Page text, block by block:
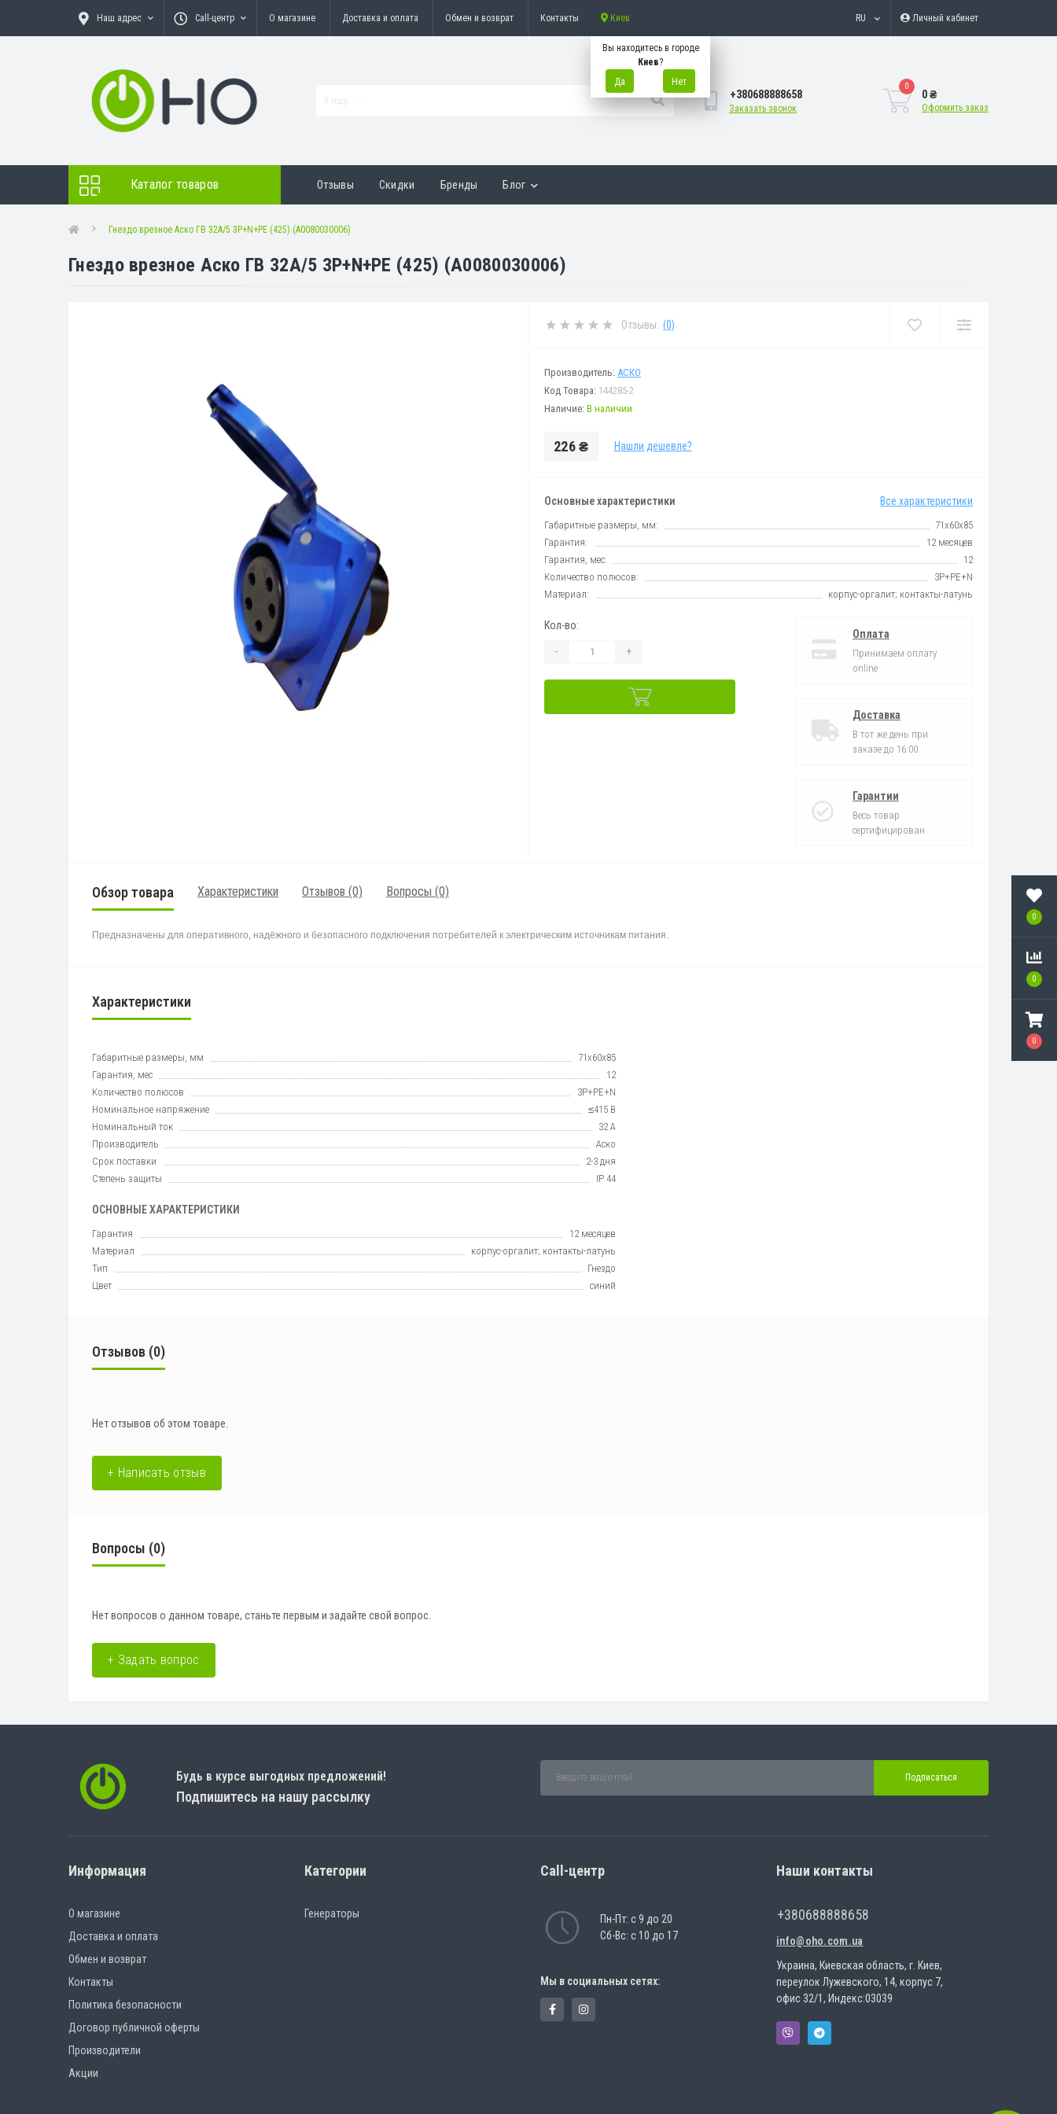
0
0
0
Наш адрес Call-центр О магазине Доставка и оплата Обмен и возврат Контакты Киев
Вы находитесь в городе
Киев?
Да
Нет
RU Личный кабинет
+380688888658
Заказать звонок
0
0 ₴
Оформить заказ
Каталог товаров Отзывы Скидки Бренды Блог
Гнездо врезное Аско ГВ 32А/5 3Р+N+РЕ (425) (A0080030006)
Гнездо врезное Аско ГВ 32А/5 3Р+N+РЕ (425) (A0080030006)
Отзывы: (0)
Производитель: АСКО
Код Товара: 144285-2
Наличие: В наличии
226 ₴ Нашли дешевле?
Основные характеристики Все характеристики
Габаритные размеры, мм:
71х60х85
Гарантия:
12 месяцев
Гарантия, мес:
12
Количество полюсов:
3P+PE+N
Материал:
корпус-оргалит; контакты-латунь
Кол-во:
- +
Оплата
Принимаем оплату
online
Доставка
В тот же день при
заказе до 16:00
Гарантии
Весь товар
сертифицирован
Обзор товара Характеристики Отзывов (0) Вопросы (0)
Предназначены для оперативного надёжного и безопасного подключения потребителей к электрическим источникам питания
Характеристики
Габаритные размеры, мм
71х60х85
Гарантия, мес
12
Количество полюсов
3P+PE+N
Номинальное напряжение
≤415 В
Номинальный ток
32 А
Производитель
Аско
Срок поставки
2-3 дня
Степень защиты
IP 44
ОСНОВНЫЕ ХАРАКТЕРИСТИКИ
Гарантия
12 месяцев
Материал
корпус-оргалит; контакты-латунь
Тип
Гнездо
Цвет
синий
Отзывов (0)
Нет отзывов об этом товаре.
+ Написать отзыв
Вопросы (0)
Нет вопросов о данном товаре, станьте первым и задайте свой вопрос.
+ Задать вопрос
Будь в курсе выгодных предложений!
Подпишитесь на нашу рассылку
Подписаться
Информация
О магазине
Доставка и оплата
Обмен и возврат
Контакты
Политика безопасности
Договор публичной оферты
Производители
Акции
Категории
Генераторы
Call-центр
Пн-Пт: с 9 до 20
Сб-Вс: с 10 до 17
Мы в социальных сетях:
Наши контакты
+380688888658
info@oho.com.ua
Украина, Киевская область, г. Киев,
переулок Лужевского, 14, корпус 7,
офис 32/1, Индекс:03039